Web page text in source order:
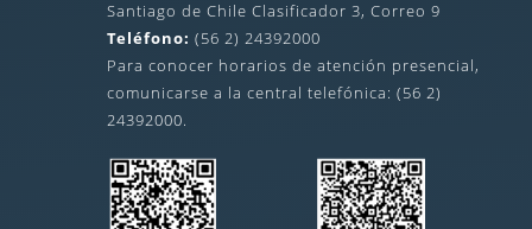
Santiago de Chile Clasificador 3, Correo 9
Teléfono: (56 2) 24392000
Para conocer horarios de atención presencial,
comunicarse a la central telefónica: (56 2)
24392000.